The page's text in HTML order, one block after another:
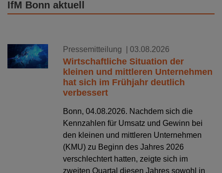
IfM Bonn aktuell
Pressemitteilung | 03.08.2026
Wirtschaftliche Situation der
kleinen und mittleren Unternehmen
hat sich im Frühjahr deutlich
verbessert
Bonn, 04.08.2026. Nachdem sich die
Kennzahlen für Umsatz und Gewinn bei
den kleinen und mittleren Unternehmen
(KMU) zu Beginn des Jahres 2026
verschlechtert hatten, zeigte sich im
zweiten Quartal diesen Jahres sowohl in